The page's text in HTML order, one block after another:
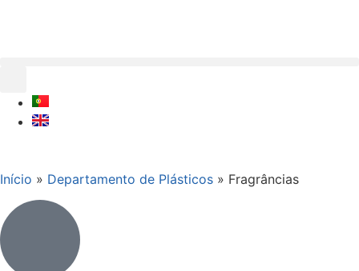
Início » Departamento de Plásticos » Fragrâncias